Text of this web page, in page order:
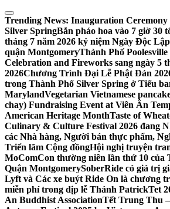
Skip
to
content
Trending News: Inauguration Ceremony
Silver SpringBắn pháo hoa vào 7 giờ 30
tháng 7 năm 2026 kỷ niệm Ngày Độc
quận MontgomeryThành Phố
Celebration and Fireworks sang ngày 5
2026Chương Trình Đại Lễ Phật Đản
trong Thành Phố Silver Spring ở Tiểu
MarylandVegetarian Vietnamese
chay) Fundraising Event at Viên Ân
American Heritage MonthTaste of
Culinary & Culture Festival 2026 đang
các Nhà hàng, Người bán thực phẩm,
Triển lãm Cộng đồngHội nghị truyện
MoComCon thường niên lần thứ 10 của
Quận MontgomerySoberRide có giá trị
Lyft và Các xe buýt Ride On là chương
miễn phí trong dịp lễ Thánh PatrickTet
An Buddhist AssociationTết Trung Thu